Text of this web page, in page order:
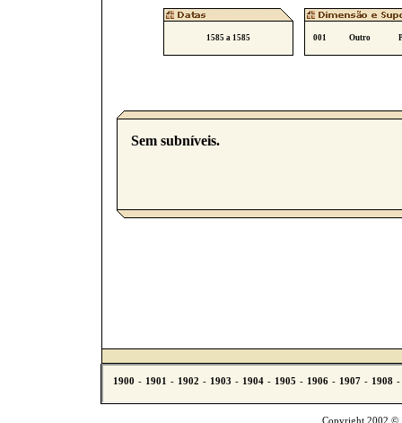
1585 a 1585 001 Outro
Sem subníveis.
Copyright 2002 ©